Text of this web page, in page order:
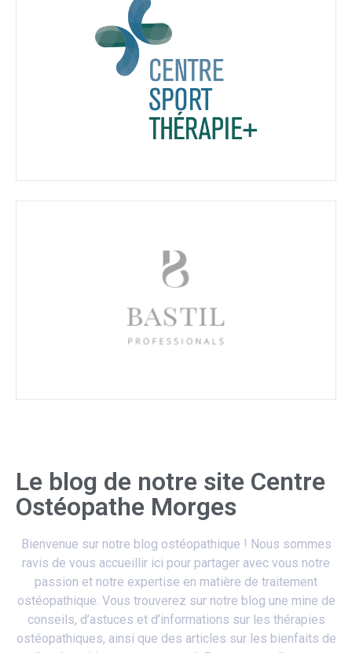
Le blog de notre site Centre
Ostéopathe Morges
Bienvenue sur notre blog ostéopathique ! Nous sommes
ravis de vous accueillir ici pour partager avec vous notre
passion et notre expertise en matière de traitement
ostéopathique. Vous trouverez sur notre blog une mine de
conseils, d’astuces et d’informations sur les thérapies
ostéopathiques, ainsi que des articles sur les bienfaits de